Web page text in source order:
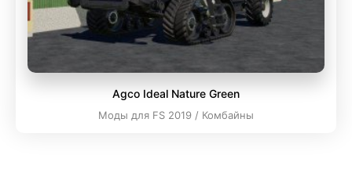
Agco Ideal Nature Green
Моды для FS 2019 / Комбайны